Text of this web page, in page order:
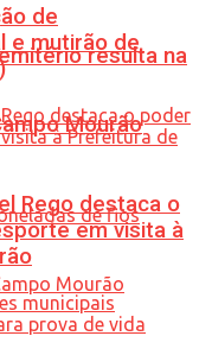
resulta na
Mourão
de
e mutirão de
Rego destaca o
em visita à